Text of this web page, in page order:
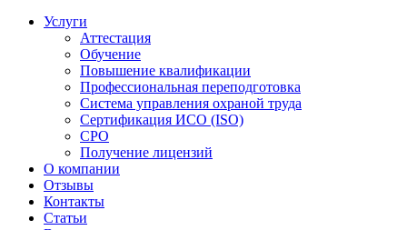
Услуги
Аттестация
Обучение
Повышение квалификации
Профессиональная переподготовка
Система управления охраной труда
Сертификация ИСО (ISO)
СРО
Получение лицензий
О компании
Отзывы
Контакты
Статьи